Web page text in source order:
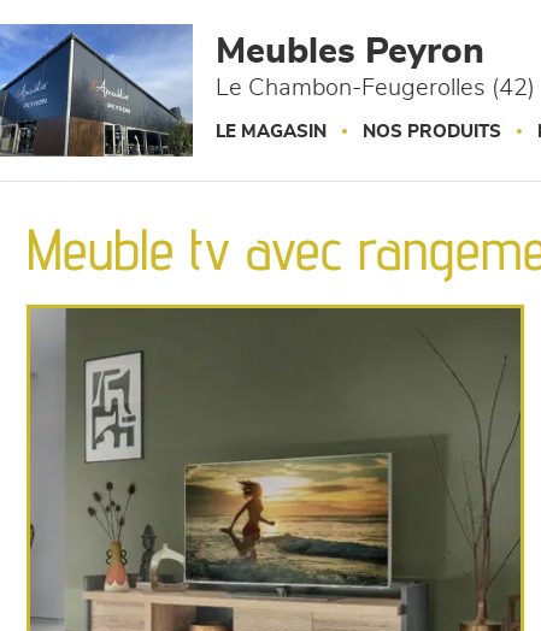
Meubles Peyron
Le Chambon-Feugerolles (42)
LE MAGASIN NOS PRODUITS
Meuble tv avec